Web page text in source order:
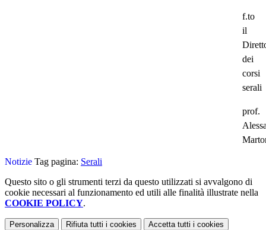
f.to
il
dei
corsi
serali
prof.
Notizie Tag pagina: Serali
Questo sito o gli strumenti terzi da questo utilizzati si avvalgono di
cookie necessari al funzionamento ed utili alle finalità illustrate nella
COOKIE POLICY.
Personalizza Rifiuta tutti i cookies Accetta tutti i cookies